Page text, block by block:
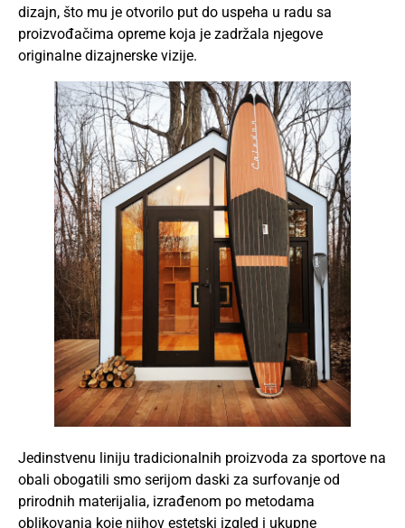
dizajn, što mu je otvorilo put do uspeha u radu sa
proizvođačima opreme koja je zadržala njegove
originalne dizajnerske vizije.
Jedinstvenu liniju tradicionalnih proizvoda za sportove na
obali obogatili smo serijom daski za surfovanje od
prirodnih materijalia, izrađenom po metodama
oblikovanja koje njihov estetski izgled i ukupne